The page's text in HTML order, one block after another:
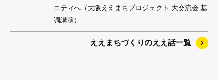
ニティへ（大阪ええまちプロジェクト 大交流会 基
調講演）
ええまちづくりのええ話一覧